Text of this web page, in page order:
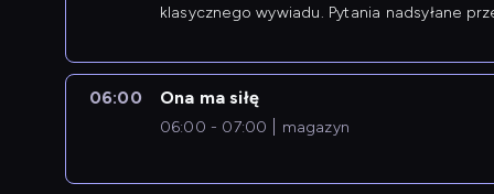
klasycznego wywiadu. Pytania nadsyłane
06:00 Ona ma siłę
06:00 - 07:00 magazyn